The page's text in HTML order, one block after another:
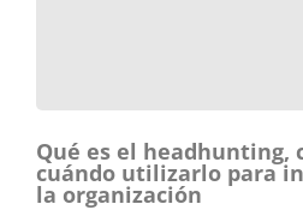
Qué es el headhunting,
cuándo utilizarlo para
la organización